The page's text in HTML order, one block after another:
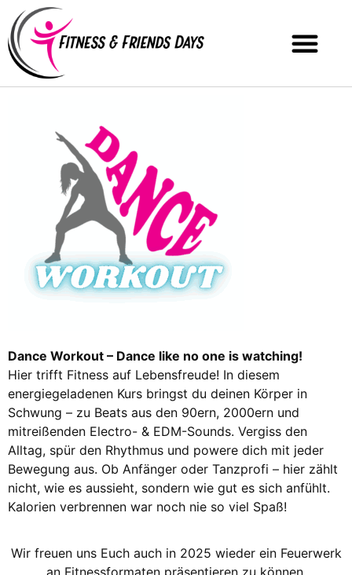
Dance Workout – Dance like no one is watching!
Hier trifft Fitness auf Lebensfreude! In diesem
energiegeladenen Kurs bringst du deinen Körper in
Schwung – zu Beats aus den 90ern, 2000ern und
mitreißenden Electro- & EDM-Sounds. Vergiss den
Alltag, spür den Rhythmus und powere dich mit jeder
Bewegung aus. Ob Anfänger oder Tanzprofi – hier zählt
nicht, wie es aussieht, sondern wie gut es sich anfühlt.
Kalorien verbrennen war noch nie so viel Spaß!
Wir freuen uns Euch auch in 2025 wieder ein Feuerwerk
an Fitnessformaten präsentieren zu können.